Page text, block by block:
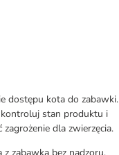
dostępu kota do zabawki.
kontroluj stan produktu i
dla zwierzęcia.